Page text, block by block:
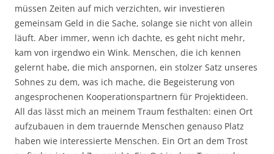
müssen Zeiten auf mich verzichten, wir investieren
gemeinsam Geld in die Sache, solange sie nicht von allein
läuft. Aber immer, wenn ich dachte, es geht nicht mehr,
kam von irgendwo ein Wink. Menschen, die ich kennen
gelernt habe, die mich anspornen, ein stolzer Satz unseres
Sohnes zu dem, was ich mache, die Begeisterung von
angesprochenen Kooperationspartnern für Projektideen.
All das lässt mich an meinem Traum festhalten: einen Ort
aufzubauen in dem trauernde Menschen genauso Platz
haben wie interessierte Menschen. Ein Ort an dem Trost